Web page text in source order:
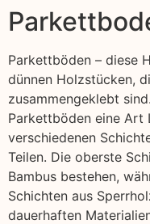
Parkettböden – diese
dünnen Holzstücken,
zusammengeklebt
Parkettböden eine Art
verschiedenen
Teilen. Die oberste
Bambus bestehen,
Schichten aus
dauerhaften